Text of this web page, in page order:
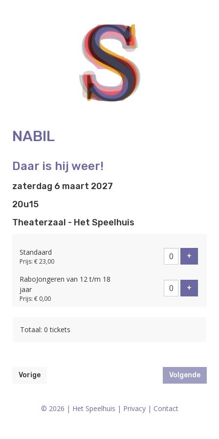
NABIL
Daar is hij weer!
zaterdag 6 maart 2027
20u15
Theaterzaal - Het Speelhuis
Standaard
Prijs: € 23,00
+
RaboJongeren van 12 t/m 18
jaar
Prijs: € 0,00
+
Totaal: 0 tickets
Vorige Volgende
© 2026 | Het Speelhuis | Privacy| Contact